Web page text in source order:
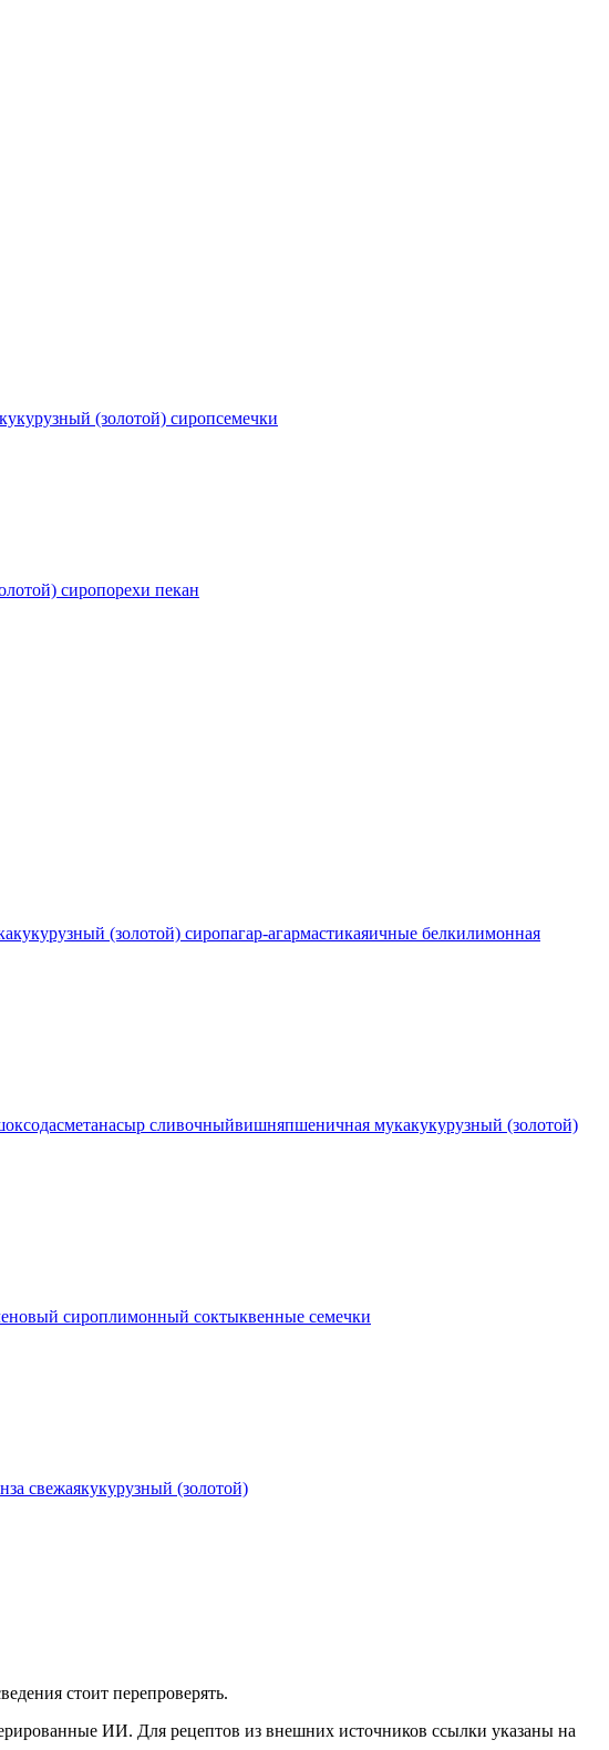
кукурузный (золотой) сиропсемечки
сиропорехи пекан
кукурузный (золотой) сиропагар-агармастикаяичные белкилимонная
содасметанасыр сливочныйвишняпшеничная мукакукурузный (золотой)
сироплимонный соктыквенные семечки
свежаякукурузный (золотой)
стоит перепроверять.
ИИ. Для рецептов из внешних источников ссылки указаны на